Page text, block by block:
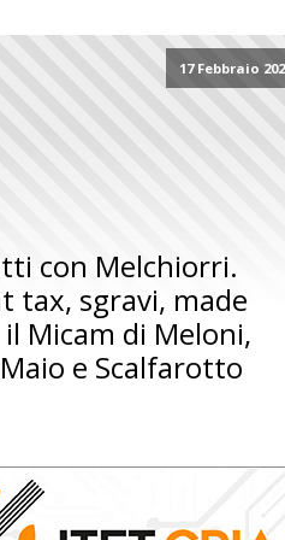
17 Febbraio
con Melchiorri.
tax, sgravi, made
Micam di Meloni,
e Scalfarotto